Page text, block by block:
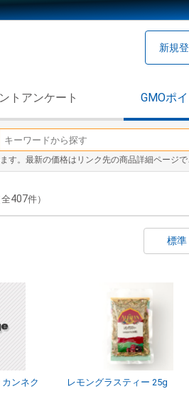
新規
トアンケート GMOポ
。最新の価格はリンク先の商品詳細ページで
407件）
標準
ンネク
レモングラスティー 25g